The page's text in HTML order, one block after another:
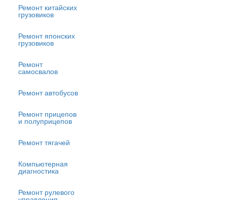
Ремонт китайских
грузовиков
Ремонт японских
грузовиков
Ремонт
самосвалов
Ремонт автобусов
Ремонт прицепов
и полуприцепов
Ремонт тягачей
Компьютерная
диагностика
Ремонт рулевого